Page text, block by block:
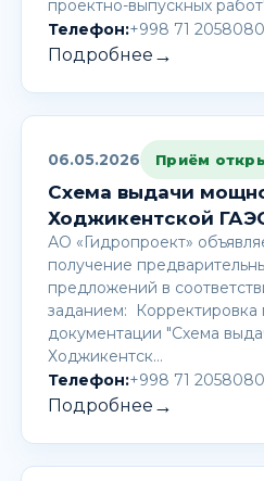
проектно-выпускных
Телефон:+998 71 2058080
Подробнее →
06.05.2026 Приём
Схема выдачи
Ходжикентской
АО «Гидропроект»
получение
предложений в
заданием: Корректировка
документации "Схема
Ходжикентск…
Телефон:+998 71 2058080
Подробнее →